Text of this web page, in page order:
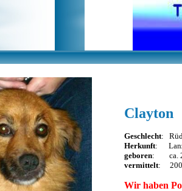
Clayton
Geschlecht:
Herkunft:
geboren: ca.
vermittelt:
Wir haben